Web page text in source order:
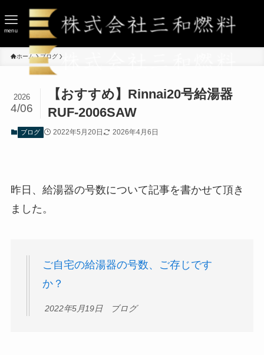
menu
ホーム ブログ
【おすすめ】Rinnai20号給湯器
RUF-2006SAW
2026
4/06
ブログ 2022年5月20日 2026年4月6日
昨日、給湯器の号数について記事を書かせて頂き
ました。
ご自宅の給湯器の号数、ご存じです
か？
2022年5月19日 ブログ